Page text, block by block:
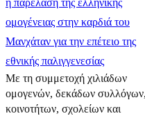
η παρέλαση της ελληνικής
ομογένειας στην καρδιά του
Μανχάταν για την επέτειο της
εθνικής παλιγγενεσίας
Με τη συμμετοχή χιλιάδων
ομογενών, δεκάδων συλλόγων,
κοινοτήτων, σχολείων και